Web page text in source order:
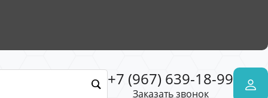
+7 (967) 639-18-99
Заказать звонок